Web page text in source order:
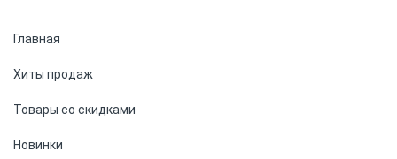
Главная
Хиты продаж
Товары со скидками
Новинки